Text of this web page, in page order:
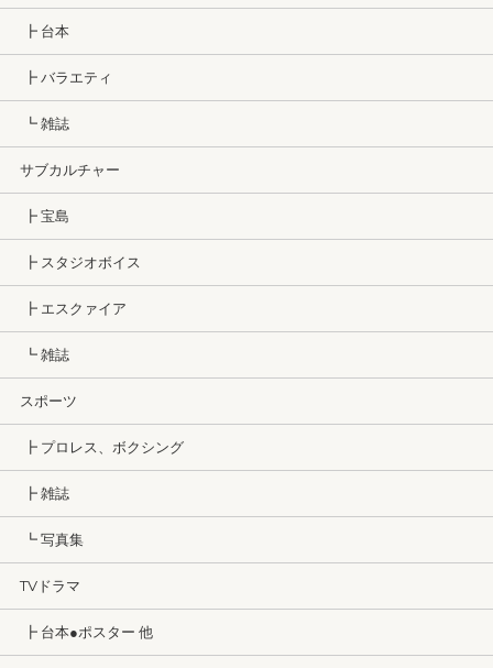
┣ 台本
┣ バラエティ
┗ 雑誌
サブカルチャー
┣ 宝島
┣ スタジオボイス
┣ エスクァイア
┗ 雑誌
スポーツ
┣ プロレス、ボクシング
┣ 雑誌
┗ 写真集
TVドラマ
┣ 台本●ポスター 他